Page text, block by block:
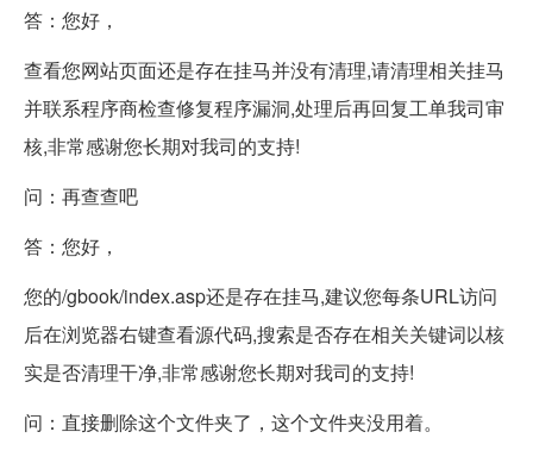
答：您好，
查看您网站页面还是存在挂马并没有清理,请清理相关挂马
并联系程序商检查修复程序漏洞,处理后再回复工单我司审
核,非常感谢您长期对我司的支持!
问：再查查吧
答：您好，
您的/gbook/index.asp还是存在挂马,建议您每条URL访问
后在浏览器右键查看源代码,搜索是否存在相关关键词以核
实是否清理干净,非常感谢您长期对我司的支持!
问：直接删除这个文件夹了，这个文件夹没用着。